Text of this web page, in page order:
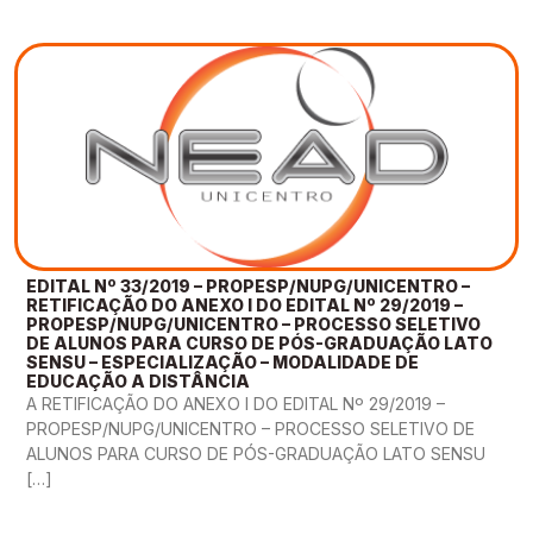
EDITAL Nº 33/2019 – PROPESP/NUPG/UNICENTRO –
RETIFICAÇÃO DO ANEXO I DO EDITAL Nº 29/2019 –
PROPESP/NUPG/UNICENTRO – PROCESSO SELETIVO
DE ALUNOS PARA CURSO DE PÓS-GRADUAÇÃO LATO
SENSU – ESPECIALIZAÇÃO – MODALIDADE DE
EDUCAÇÃO A DISTÂNCIA
A RETIFICAÇÃO DO ANEXO I DO EDITAL Nº 29/2019 –
PROPESP/NUPG/UNICENTRO – PROCESSO SELETIVO DE
ALUNOS PARA CURSO DE PÓS-GRADUAÇÃO LATO SENSU
[…]